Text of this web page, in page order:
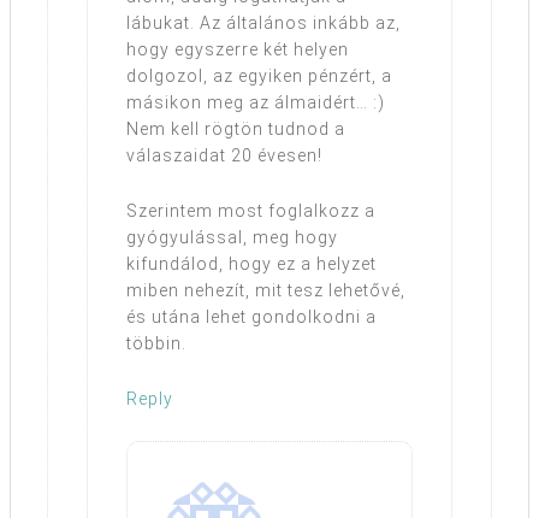
lábukat. Az általános inkább az,
hogy egyszerre két helyen
dolgozol, az egyiken pénzért, a
másikon meg az álmaidért… :)
Nem kell rögtön tudnod a
válaszaidat 20 évesen!
Szerintem most foglalkozz a
gyógyulással, meg hogy
kifundálod, hogy ez a helyzet
miben nehezít, mit tesz lehetővé,
és utána lehet gondolkodni a
többin.
Reply